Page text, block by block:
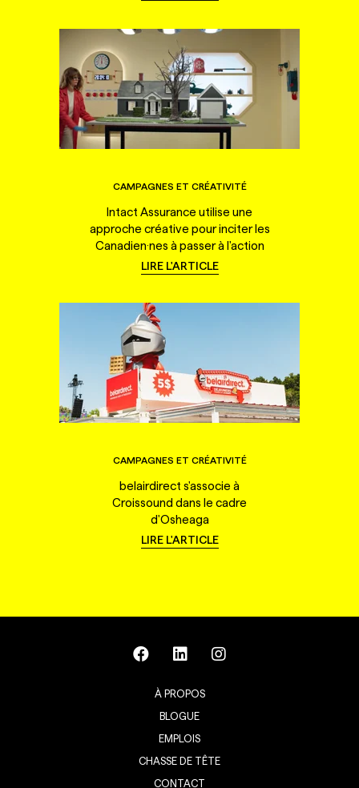
CAMPAGNES ET CRÉATIVITÉ
Intact Assurance utilise une
approche créative pour inciter les
Canadien·nes à passer à l'action
LIRE L'ARTICLE
CAMPAGNES ET CRÉATIVITÉ
belairdirect s'associe à
Croissound dans le cadre
d'Osheaga
LIRE L'ARTICLE
À PROPOS
BLOGUE
EMPLOIS
CHASSE DE TÊTE
CONTACT